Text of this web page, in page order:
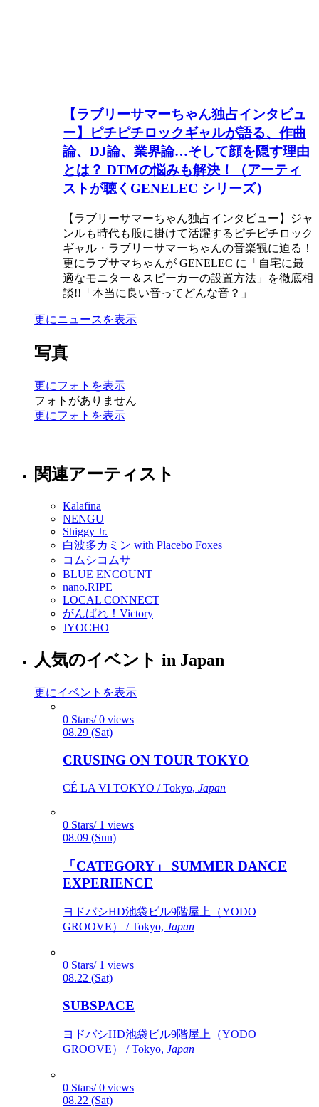
【ラブリーサマーちゃん独占インタビュ
ー】ピチピチロックギャルが語る、作曲
論、DJ論、業界論…そして顔を隠す理由
とは？ DTMの悩みも解決！（アーティ
ストが聴くGENELEC シリーズ）
【ラブリーサマーちゃん独占インタビュー】ジャ
ンルも時代も股に掛けて活躍するピチピチロック
ギャル・ラブリーサマーちゃんの音楽観に迫る！
更にラブサマちゃんが GENELEC に「自宅に最
適なモニター＆スピーカーの設置方法」を徹底相
談!!「本当に良い音ってどんな音？」
更にニュースを表示
写真
更にフォトを表示
フォトがありません
更にフォトを表示
関連アーティスト
Kalafina
NENGU
Shiggy Jr.
白波多カミン with Placebo Foxes
コムシコムサ
BLUE ENCOUNT
nano.RIPE
LOCAL CONNECT
がんばれ！Victory
JYOCHO
人気のイベント in Japan
更にイベントを表示
0 Stars/ 0 views
08.29 (Sat)
CRUSING ON TOUR TOKYO
CÉ LA VI TOKYO / Tokyo, Japan
0 Stars/ 1 views
08.09 (Sun)
「CATEGORY」 SUMMER DANCE
EXPERIENCE
ヨドバシHD池袋ビル9階屋上（YODO
GROOVE） / Tokyo, Japan
0 Stars/ 1 views
08.22 (Sat)
SUBSPACE
ヨドバシHD池袋ビル9階屋上（YODO
GROOVE） / Tokyo, Japan
0 Stars/ 0 views
08.22 (Sat)